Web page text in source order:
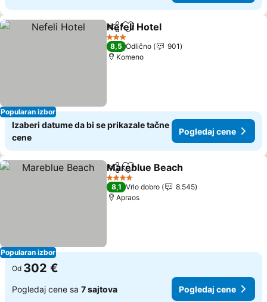
Popularan izbor
Deli Dodati u favorite
Nefeli Hotel
3 Zvezdice
8,5 Odlično
901
Komeno
Izaberi datume da bi se prikazale tačne
cene
Pogledaj cene
Popularan izbor
Deli Dodati u favorite
Mareblue Beach
4 Zvezdice
8,1 Vrlo dobro
8.545
Apraos
Od 302 €
Pogledaj cene sa 7 sajtova Pogledaj cene